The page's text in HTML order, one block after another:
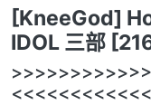
[KneeGod]
IDOL 三部